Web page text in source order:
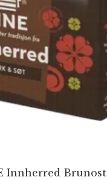
Innherred Brunost